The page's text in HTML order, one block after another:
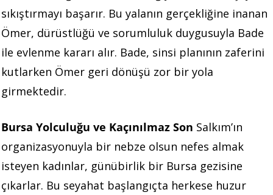
sıkıştırmayı başarır. Bu yalanın gerçekliğine inanan
Ömer, dürüstlüğü ve sorumluluk duygusuyla Bade
ile evlenme kararı alır. Bade, sinsi planının zaferini
kutlarken Ömer geri dönüşü zor bir yola
girmektedir.
Bursa Yolculuğu ve Kaçınılmaz Son Salkım’ın
organizasyonuyla bir nebze olsun nefes almak
isteyen kadınlar, günübirlik bir Bursa gezisine
çıkarlar. Bu seyahat başlangıçta herkese huzur